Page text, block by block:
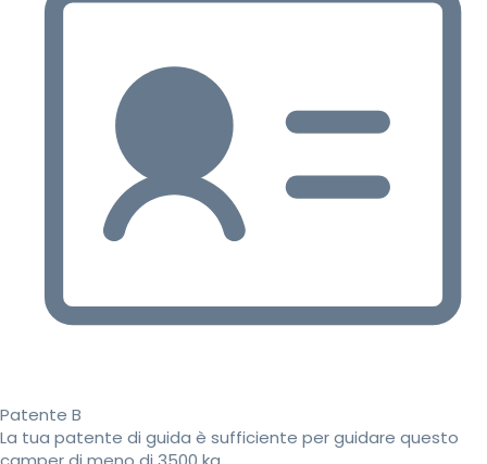
Patente B
La tua patente di guida è sufficiente per guidare questo